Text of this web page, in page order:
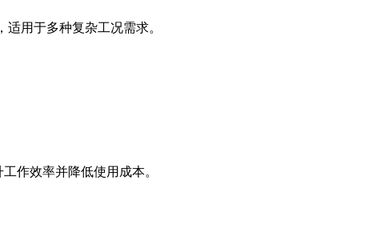
用于多种复杂工况需求。
作效率并降低使用成本。